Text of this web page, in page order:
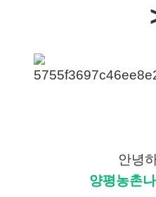
안녕
양평농촌